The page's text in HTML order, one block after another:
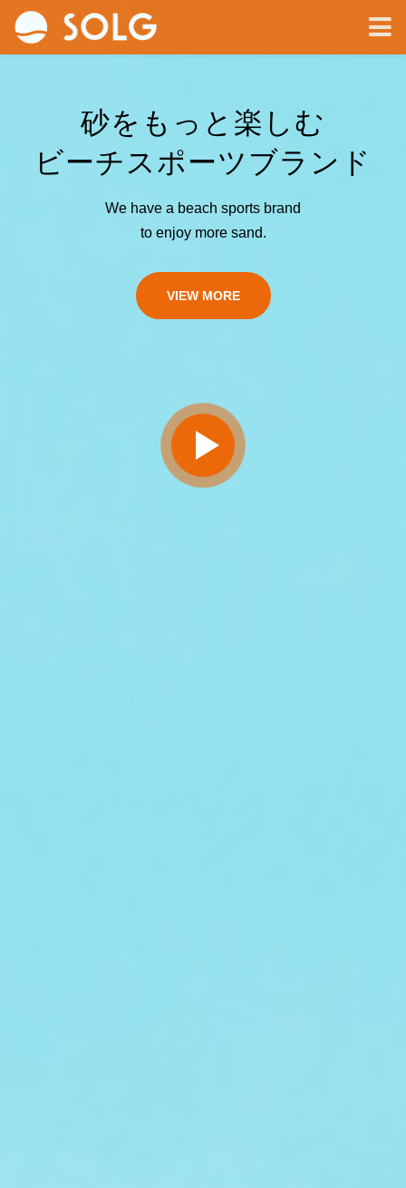
砂をもっと楽しむ
ビーチスポーツブランド
We have a beach sports brand
to enjoy more sand.
VIEW MORE